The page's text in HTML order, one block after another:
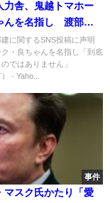
力舎、鬼越トマホー
んを名指し 渡部建
投稿に声明「到底
ものではありませ
建に関するSNS投稿に声明
ク・良ちゃんを名指し「到底
ではありません」
- Yaho...
事件
マスク氏かたり「愛